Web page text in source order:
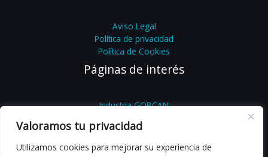
Valoramos tu privacidad
Utilizamos cookies para mejorar su experiencia de
Aviso Legal
Política de privacidad
Política de Cookies
Páginas de interés
Industria GOBCAN
Feníe Energía
Femete